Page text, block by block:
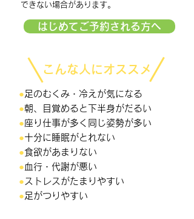
できない場合があります。
はじめてご予約される方へ
こんな人にオススメ
● 足のむくみ・冷えが気になる
●朝、目覚めると下半身がだるい
●座り仕事が多く同じ姿勢が多い
●十分に睡眠がとれない
●食欲があまりない
● 血行・代謝が悪い
● ストレスがたまりやすい
● 足がつりやすい